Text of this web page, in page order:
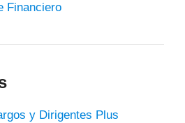
Financiero
y Dirigentes Plus